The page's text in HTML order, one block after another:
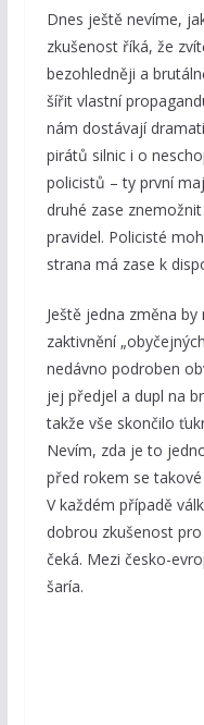
Dnes ještě nevíme,
zkušenost říká, že
bezohledněji a
šířit vlastní
nám dostávají
pirátů silnic i o
policistů – ty první
druhé zase
pravidel. Policisté
strana má zase k
Ještě jedna změna
zaktivnění
nedávno podroben
jej předjel a dupl na
takže vše skončilo
Nevím, zda je to
před rokem se takové
V každém případě
dobrou zkušenost
čeká. Mezi česko-
šaría.